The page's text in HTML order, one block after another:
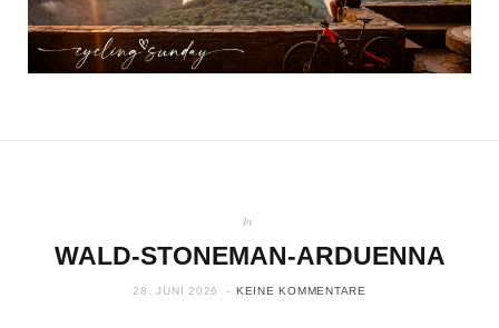
In
WALD-STONEMAN-ARDUENNA
28. JUNI 2026 KEINE KOMMENTARE